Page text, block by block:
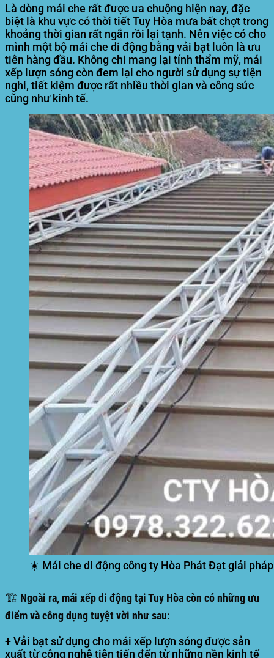
Là dòng mái che rất được ưa chuộng hiện nay, đặc
biệt là khu vực có thời tiết Tuy Hòa mưa bất chợt trong
khoảng thời gian rất ngắn rồi lại tạnh. Nên việc có cho
mình một bộ mái che di động bằng vải bạt luôn là ưu
tiên hàng đầu. Không chi mang lại tính thẩm mỹ, mái
xếp lượn sóng còn đem lại cho người sử dụng sự tiện
nghi, tiết kiệm được rất nhiều thời gian và công sức
cũng như kinh tế.
☀️ Mái che di động công ty Hòa Phát Đạt giải
🏗️ Ngoài ra, mái xếp di động tại Tuy Hòa còn có những ưu
điểm và công dụng tuyệt vời như sau:
+ Vải bạt sử dụng cho mái xếp lượn sóng được sản
xuất từ công nghệ tiên tiến đến từ những nền kinh tế